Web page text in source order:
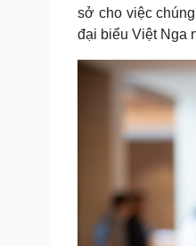
sở cho việc
đại biểu Việt Nga